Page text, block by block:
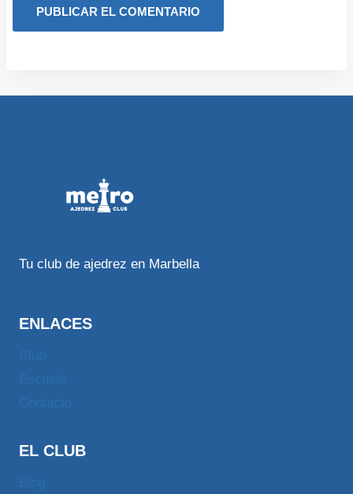
Tu club de ajedrez en Marbella
ENLACES
EL CLUB